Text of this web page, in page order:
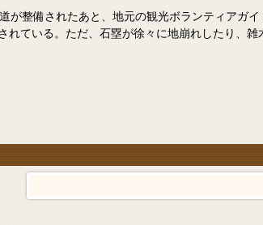
が整備されたあと、地元の観光ボランティアガ
れている。ただ、石塁が徐々に地崩れしたり、雑